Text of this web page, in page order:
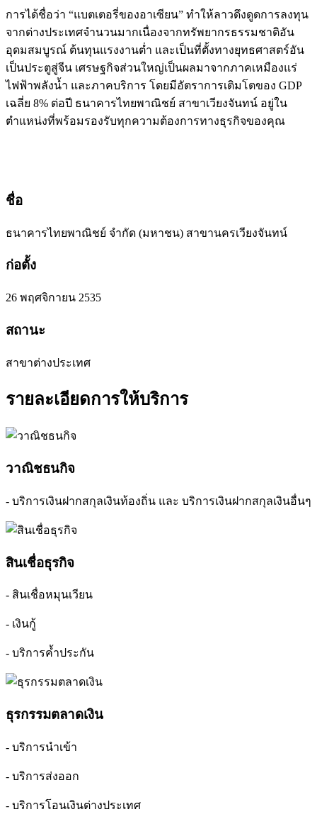
การได้ชื่อว่า “แบตเตอรี่ของอาเซียน” ทำให้ลาวดึงดูดการลงทุน
จากต่างประเทศจำนวนมากเนื่องจากทรัพยากรธรรมชาติอัน
อุดมสมบูรณ์ ต้นทุนแรงงานต่ำ และเป็นที่ตั้งทางยุทธศาสตร์อัน
เป็นประตูสู่จีน เศรษฐกิจส่วนใหญ่เป็นผลมาจากภาคเหมืองแร่
ไฟฟ้าพลังน้ำ และภาคบริการ โดยมีอัตราการเติมโตของ GDP
เฉลี่ย 8% ต่อปี ธนาคารไทยพาณิชย์ สาขาเวียงจันทน์ อยู่ใน
ตำแหน่งที่พร้อมรองรับทุกความต้องการทางธุรกิจของคุณ
ชื่อ
ธนาคารไทยพาณิชย์ จำกัด (มหาชน) สาขานครเวียงจันทน์
ก่อตั้ง
26 พฤศจิกายน 2535
สถานะ
สาขาต่างประเทศ
รายละเอียดการให้บริการ
วาณิชธนกิจ
- บริการเงินฝากสกุลเงินท้องถิ่น และ บริการเงินฝากสกุลเงินอื่นๆ
สินเชื่อธุรกิจ
- สินเชื่อหมุนเวียน
- เงินกู้
- บริการค้ำประกัน
ธุรกรรมตลาดเงิน
- บริการนำเข้า
- บริการส่งออก
- บริการโอนเงินต่างประเทศ